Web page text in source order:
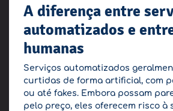
A diferença entre
automatizados e
humanas
Serviços automatizados
curtidas de forma artificial, com
ou até fakes. Embora possam
pelo preço, eles oferecem risco à